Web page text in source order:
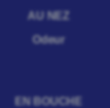
AU NEZ
Odeur
EN BOUCHE